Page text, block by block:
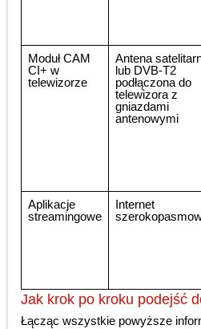
Moduł CAM
CI+ w
telewizorze
Antena
lub DVB-T2
podłączona do
telewizora z
gniazdami
antenowymi
Aplikacje
streamingowe
Internet
Jak krok po kroku podejść
Łącząc wszystkie powyższe